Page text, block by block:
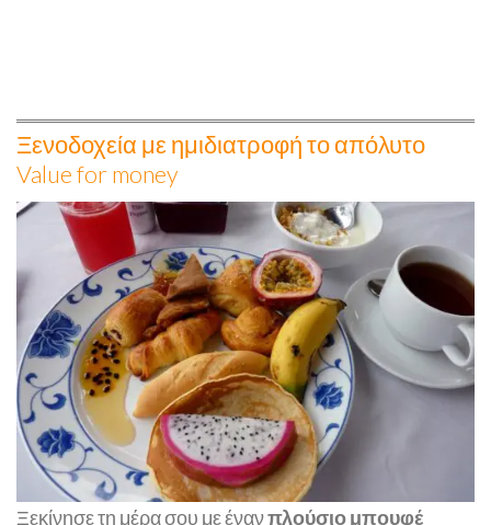
Ξενοδοχεία με ημιδιατροφή το απόλυτο
Value for money
Ξεκίνησε τη μέρα σου με ένανπλούσιο μπουφέ